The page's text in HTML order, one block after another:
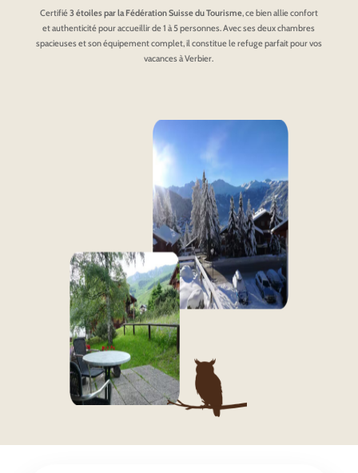
Certifié3 étoiles par la Fédération Suisse du Tourisme, ce bien allie confort
et authenticité pour accueillir de 1 à 5 personnes. Avec ses deux chambres
spacieuses et son équipement complet, il constitue le refuge parfait pour vos
vacances à Verbier.